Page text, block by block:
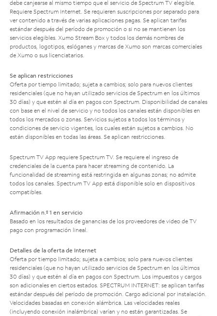
debe canjearse al mismo tiempo que el servicio de Spectrum TV elegible.
Requiere Spectrum Internet. Se requieren suscripciones por separado para
ver contenido a través de varias aplicaciones pagas. Se aplican tarifas
estándar después del período de promoción o si no se mantienen los
servicios elegibles. Xumo Stream Box y todos los demás nombres de
productos, logotipos, eslóganes y marcas de Xumo son marcas comerciales
de Xumo o sus licenciatarios.
Se aplican restricciones
Oferta por tiempo limitado; sujeta a cambios; solo para nuevos clientes
residenciales (que no hayan utilizado servicios de Spectrum en los últimos
30 días) y que estén al día en pagos con Spectrum. Disponibilidad de canales
con base en el nivel de servicio y no todos los canales están disponibles en
todos los mercados o zonas. Servicios sujetos a todos los términos y
condiciones de servicio vigentes, los cuales están sujetos a cambios. No
están disponibles en todas las áreas. Se aplican restricciones.
Spectrum TV App requiere Spectrum TV. Se requiere el ingreso de
credenciales de la cuenta para hacer streaming de contenido. La
funcionalidad de streaming está restringida en algunas zonas; no admite
todos los canales. Spectrum TV App está disponible solo en dispositivos
compatibles.
Afirmación n.º 1 en servicio
Basado en los resultados de ganancias de los proveedores de video de TV
pago con programación lineal.
Detalles de la oferta de Internet
Oferta por tiempo limitado; sujeta a cambios; solo para nuevos clientes
residenciales (que no hayan utilizado servicios de Spectrum en los últimos
30 días) y que estén al día en pagos con Spectrum. Los impuestos y cargos
son adicionales en ciertos estados. SPECTRUM INTERNET: se aplican tarifas
estándar después del período de promoción. Cargo adicional por instalación.
Velocidades basadas en conexión alámbrica. Las velocidades reales
(incluyendo conexión inalámbrica) varían y no están garantizadas. Se